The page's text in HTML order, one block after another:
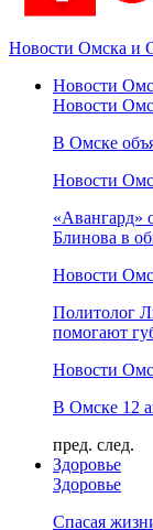
Новости Омска и
Новости
Новости
В Омске
Новости
«Авангард»
Блинова в
Новости
Политолог
помогают
Новости
В Омске 12
пред. след.
Здоровье
Здоровье
Спасая